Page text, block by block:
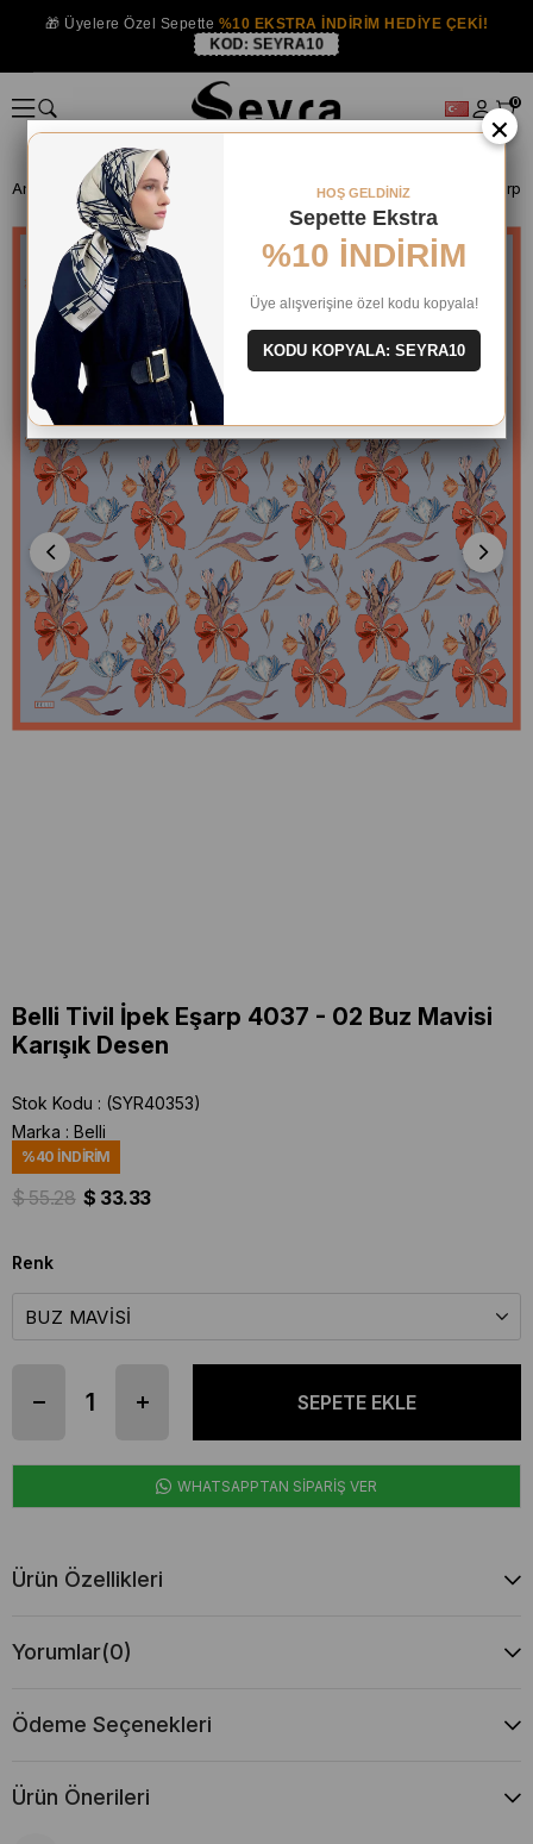
🎁 Üyelere Özel Sepette %10 EKSTRA İNDİRİM HEDİYE ÇEKİ!
KOD: SEYRA10
0
Anasayfa İPEK EŞARP Belli İpek 2024-25 Kış Belli Tivil İpek Eşarp
Belli Tivil İpek Eşarp 4037 - 02 Buz Mavisi
Karışık Desen
Stok Kodu
(SYR40353)
Marka : Belli
%40 İNDIRIM
$ 55.28 $ 33.33
Renk
WHATSAPPTAN SİPARİŞ VER
Ürün Özellikleri
Yorumlar(0)
Ödeme Seçenekleri
Ürün Önerileri
×
HOŞ GELDİNİZ
Sepette Ekstra
%10 İNDİRİM
Üye alışverişine özel kodu kopyala!
KODU KOPYALA: SEYRA10